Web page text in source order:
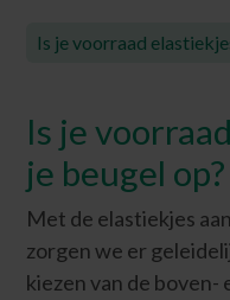
Is je voorraad
Is je
je beugel op?
Met de elastiekjes
zorgen we er
kiezen van de boven-